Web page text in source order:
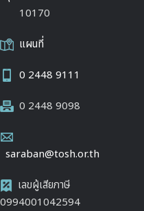
10170
แผนที่
0 2448 9111
0 2448 9098
saraban@tosh.or.th
เลขผู้เสียภาษี
0994001042594